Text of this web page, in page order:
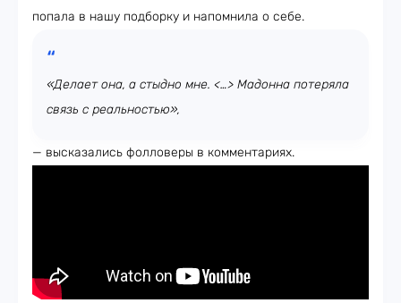
попала в нашу подборку и напомнила о себе.
«Делает она, а стыдно мне. <…> Мадонна потеряла
связь с реальностью»,
— высказались фолловеры в комментариях.